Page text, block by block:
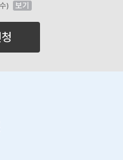
)
보기